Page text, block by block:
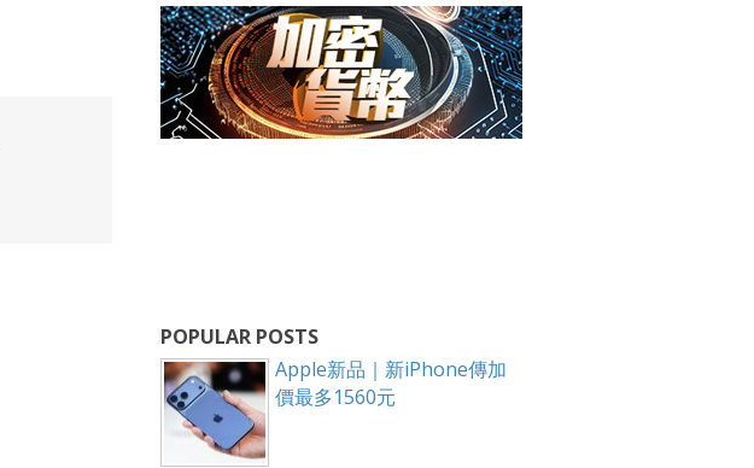
POPULAR POSTS
Apple新品｜新iPhone傳加
價最多1560元